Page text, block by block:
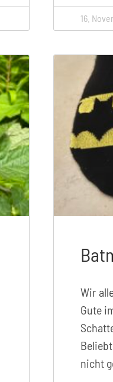
16.
Wir
Gute
nicht